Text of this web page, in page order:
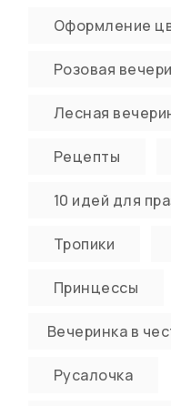
Оформление
Розовая
Лесная
Рецепты
10 идей для
Тропики
Принцессы
Вечеринка в
Русалочка